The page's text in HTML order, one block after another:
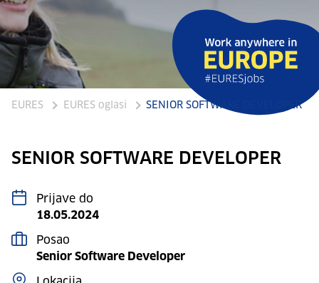
EURES EURES oglasi SENIOR SOFTWARE DEVELOPER
SENIOR SOFTWARE DEVELOPER
Prijave do
18.05.2024
Posao
Senior Software Developer